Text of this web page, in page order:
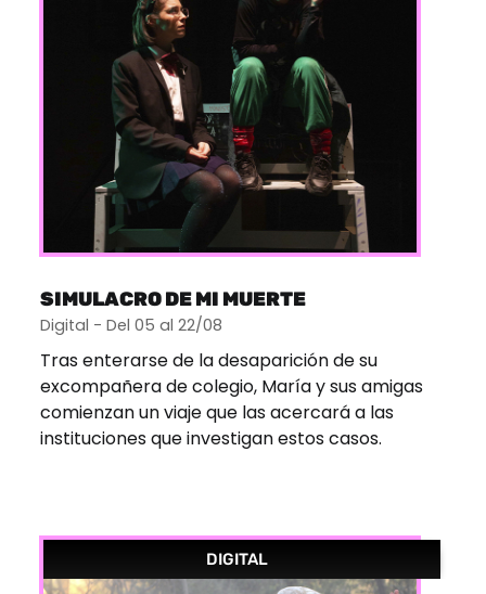
SIMULACRO DE MI MUERTE
Digital - Del 05 al 22/08
Tras enterarse de la desaparición de su
excompañera de colegio, María y sus amigas
comienzan un viaje que las acercará a las
instituciones que investigan estos casos.
DIGITAL